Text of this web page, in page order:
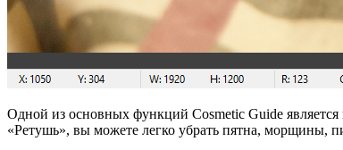
Одной из основных функций Cosmetic Guide
«Ретушь», вы можете легко убрать пятна, морщины,